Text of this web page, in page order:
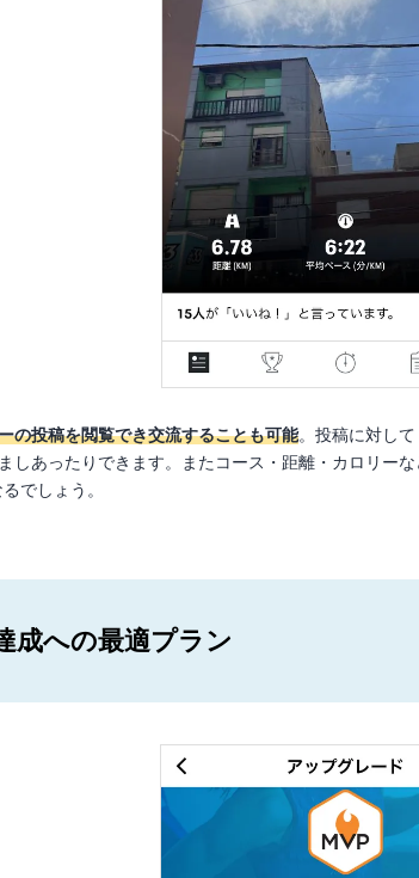
の投稿を閲覧でき交流することも可能。投稿に対し
しあったりできます。またコース・距離・カロリー
でしょう。
成への最適プラン